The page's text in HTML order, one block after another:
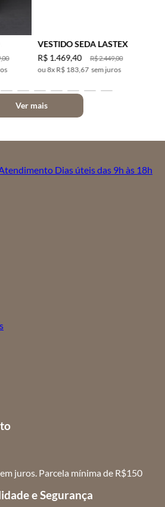
,00
VESTIDO SEDA LASTEX
R$2.449,00
R$ 1.469,40
8x R$ 183,67 sem juros
Ver mais
Dias úteis das 9h às 18h
juros. Parcela mínima de R$150
e Segurança